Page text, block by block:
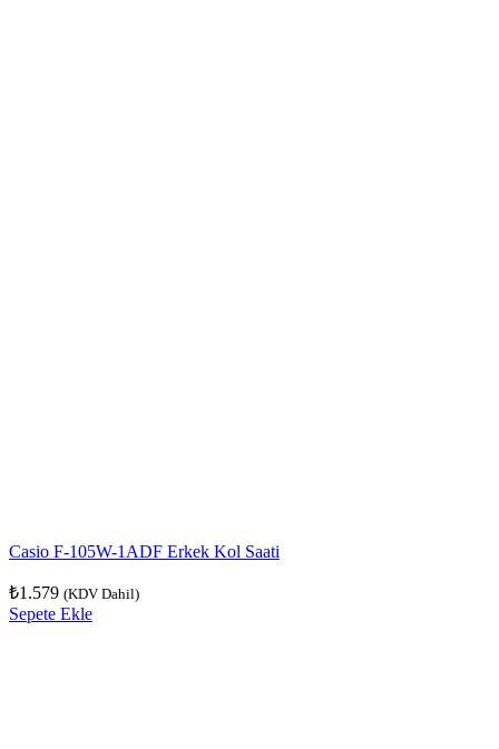
Casio F-105W-1ADF Erkek Kol Saati
₺1.579 (KDV Dahil)
Sepete Ekle